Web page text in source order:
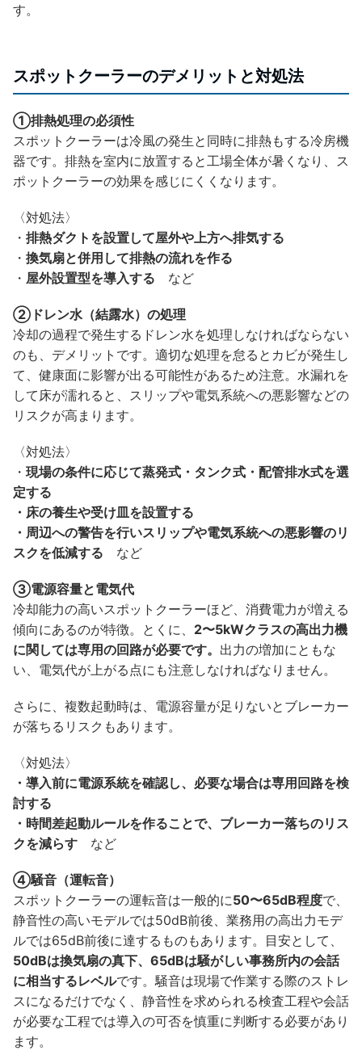
す。
スポットクーラーのデメリットと対処法
①排熱処理の必須性
スポットクーラーは冷風の発生と同時に排熱もする冷房機
器です。排熱を室内に放置すると工場全体が暑くなり、ス
ポットクーラーの効果を感じにくくなります。
〈対処法〉
・ 排熱ダクトを設置して屋外や上方へ排気する
・ 換気扇と併用して排熱の流れを作る
・ 屋外設置型を導入する など
②ドレン水（結露水）の処理
冷却の過程で発生するドレン水を処理しなければならない
のも、デメリットです。適切な処理を怠るとカビが発生し
て、健康面に影響が出る可能性があるため注意。水漏れを
して床が濡れると、スリップや電気系統への悪影響などの
リスクが高まります。
〈対処法〉
・ 現場の条件に応じて蒸発式・タンク式・配管排水式を選
定する
・床の養生や受け皿を設置する
・周辺への警告を行いスリップや電気系統への悪影響のリ
スクを低減する など
③電源容量と電気代
冷却能力の高いスポットクーラーほど、消費電力が増える
傾向にあるのが特徴。とくに、 2〜5kWクラスの高出力機
に関しては専用の回路が必要です。 出力の増加にともな
い、電気代が上がる点にも注意しなければなりません。
さらに、複数起動時は、電源容量が足りないとブレーカー
が落ちるリスクもあります。
〈対処法〉
・導入前に電源系統を確認し、必要な場合は専用回路を検
討する
・時間差起動ルールを作ることで、ブレーカー落ちのリス
クを減らす など
④騒音（運転音）
スポットクーラーの運転音は一般的に50〜65dB程度で、
静音性の高いモデルでは50dB前後、業務用の高出力モデ
ルでは65dB前後に達するものもあります。目安として、
50dBは換気扇の真下、65dBは騒がしい事務所内の会話
に相当するレベルです。騒音は現場で作業する際のストレ
スになるだけでなく、静音性を求められる検査工程や会話
が必要な工程では導入の可否を慎重に判断する必要があり
ます。